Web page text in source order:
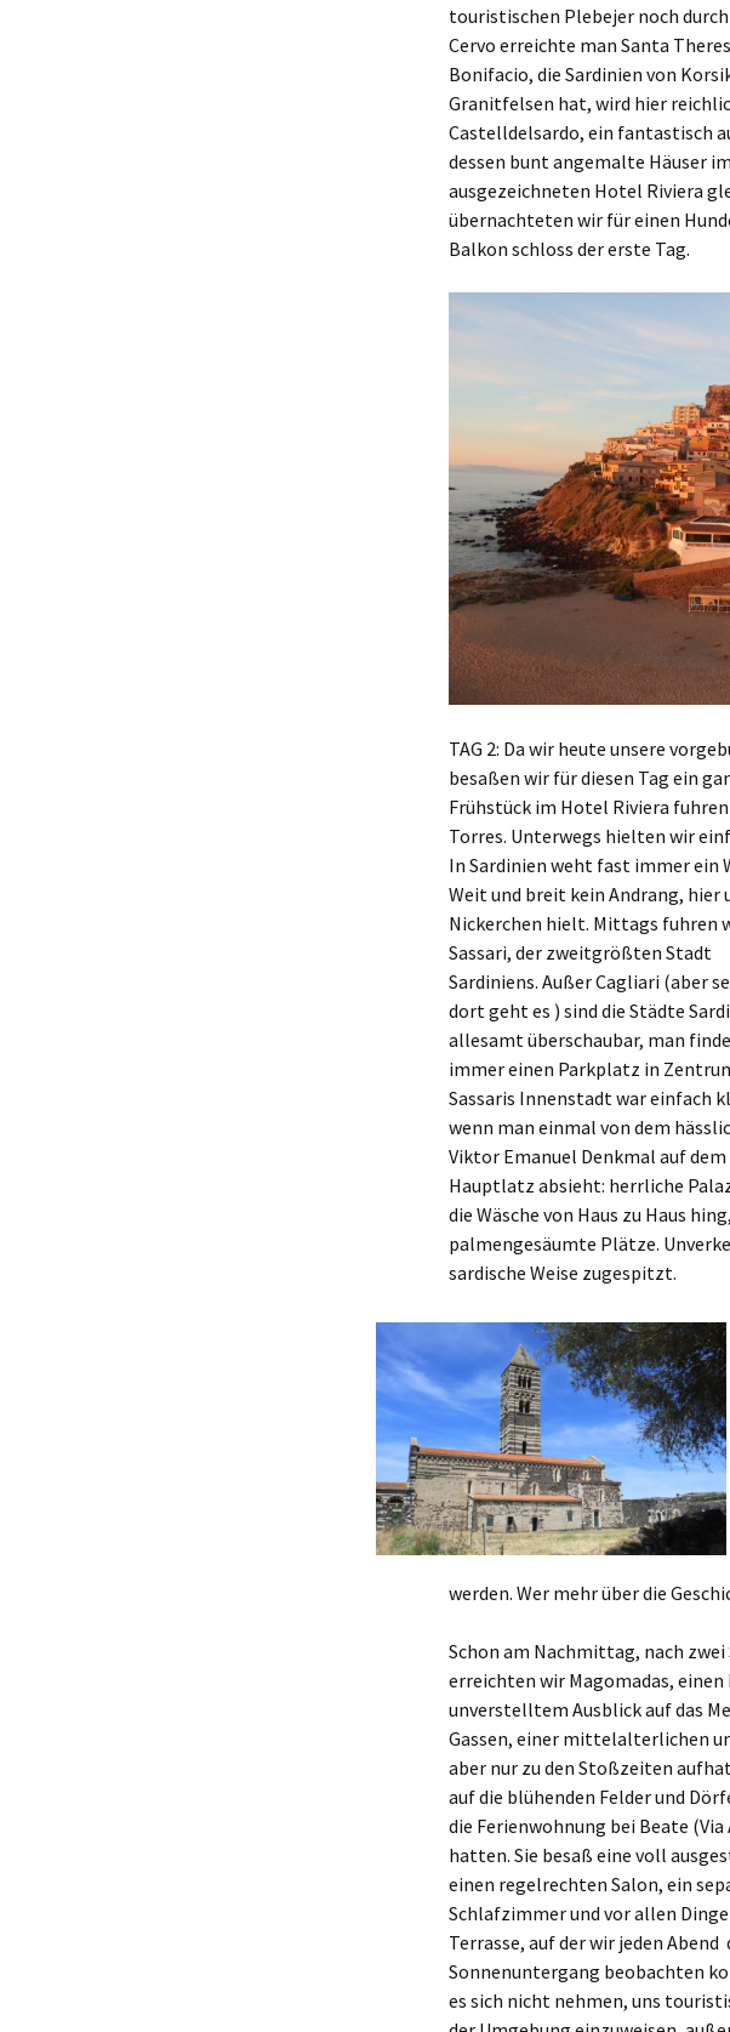
touristischen Plebejer noch
Cervo erreichte man Santa
Bonifacio, die Sardinien von
Granitfelsen hat, wird hier
Castelldelsardo, ein fantastisch
dessen bunt angemalte Häuser
ausgezeichneten Hotel Riviera
übernachteten wir für einen
Balkon schloss der erste Tag.
TAG 2: Da wir heute unsere
besaßen wir für diesen Tag ein
Frühstück im Hotel Riviera
Torres. Unterwegs hielten wir
In Sardinien weht fast immer ein
Weit und breit kein Andrang, hier
Nickerchen hielt. Mittags fuhren
Sassari, der zweitgrößten Stadt
Sardiniens. Außer Cagliari (aber
dort geht es ) sind die Städte
allesamt überschaubar, man
immer einen Parkplatz in
Sassaris Innenstadt war einfach
wenn man einmal von dem
Viktor Emanuel Denkmal auf dem
Hauptlatz absieht: herrliche
die Wäsche von Haus zu Haus
palmengesäumte Plätze.
sardische Weise zugespitzt.
werden. Wer mehr über die
Schon am Nachmittag, nach
erreichten wir Magomadas,
unverstelltem Ausblick auf das
Gassen, einer mittelalterlichen
aber nur zu den Stoßzeiten
auf die blühenden Felder und
die Ferienwohnung bei Beate
hatten. Sie besaß eine voll
einen regelrechten Salon, ein
Schlafzimmer und vor allen
Terrasse, auf der wir jeden Abend
Sonnenuntergang beobachten
es sich nicht nehmen, uns